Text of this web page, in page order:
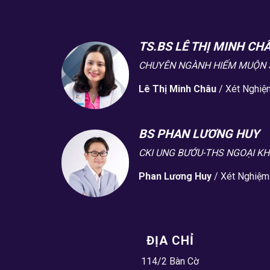
TS.BS LÊ THỊ MINH
CHUYÊN NGÀNH HIẾM
Lê Thị Minh Châu / Xét
BS PHAN LƯƠNG HUY
CKI UNG BƯỚU-THS NGOẠI
Phan Lương Huy / Xét
ĐỊA CHỈ
114/2 Bàn Cờ